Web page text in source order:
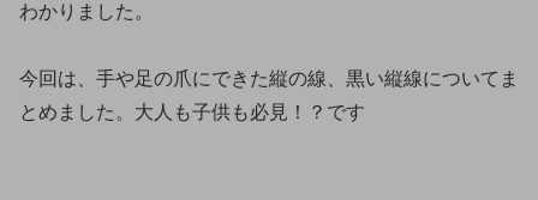
わかりました。
今回は、手や足の爪にできた縦の線、黒い縦線についてま
とめました。大人も子供も必見！？です